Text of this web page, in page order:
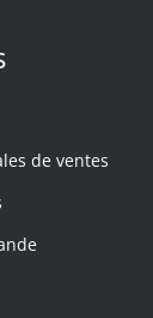
de ventes